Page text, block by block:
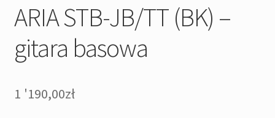
ARIA STB-JB/TT (BK) –
gitara basowa
1 '190,00zł